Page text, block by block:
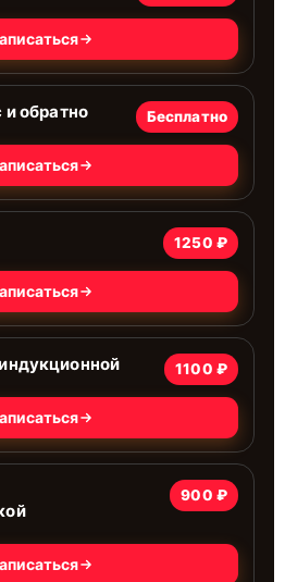
и обратно Бесплатно
1250 ₽
1100 ₽
900 ₽